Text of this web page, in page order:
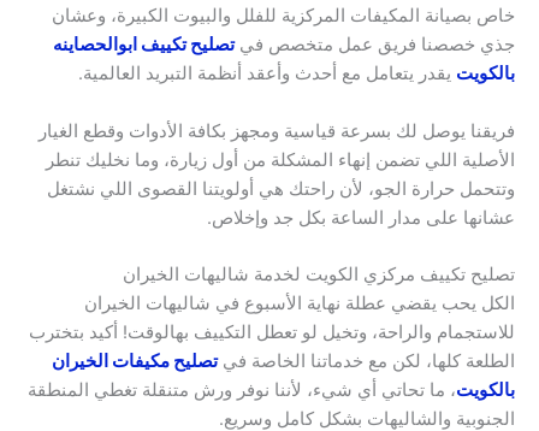
خاص بصيانة المكيفات المركزية للفلل والبيوت الكبيرة، وعشان
جذي خصصنا فريق عمل متخصص فيتصليح تكييف ابوالحصاينه
بالكويت يقدر يتعامل مع أحدث وأعقد أنظمة التبريد العالمية.
فريقنا يوصل لك بسرعة قياسية ومجهز بكافة الأدوات وقطع الغيار
الأصلية اللي تضمن إنهاء المشكلة من أول زيارة، وما نخليك تنطر
وتتحمل حرارة الجو، لأن راحتك هي أولويتنا القصوى اللي نشتغل
عشانها على مدار الساعة بكل جد وإخلاص.
تصليح تكييف مركزي الكويت لخدمة شاليهات الخيران
الكل يحب يقضي عطلة نهاية الأسبوع في شاليهات الخيران
للاستجمام والراحة، وتخيل لو تعطل التكييف بهالوقت! أكيد بتخترب
الطلعة كلها، لكن مع خدماتنا الخاصة فيتصليح مكيفات الخيران
بالكويت، ما تحاتي أي شيء، لأننا نوفر ورش متنقلة تغطي المنطقة
الجنوبية والشاليهات بشكل كامل وسريع.